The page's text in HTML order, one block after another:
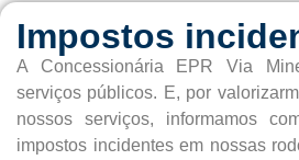
Impostos
A Concessionária EPRVia
serviços públicos. E, por
nossos serviços, informamos
impostos incidentes em nossas